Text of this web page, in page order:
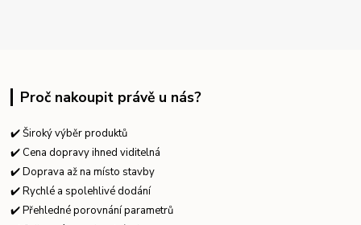
Proč nakoupit právě u nás?
✔️ Široký výběr produktů
✔️ Cena dopravy ihned viditelná
✔️ Doprava až na místo stavby
✔️ Rychlé a spolehlivé dodání
✔️ Přehledné porovnání parametrů